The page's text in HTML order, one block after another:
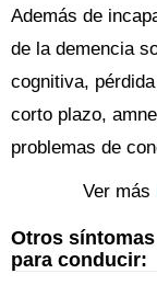
Además de
de la demencia
cognitiva,
corto plazo,
problemas de
Ver más
Otros
para conducir: